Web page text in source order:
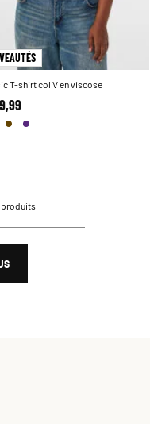
T-shirt col V en viscose
produits